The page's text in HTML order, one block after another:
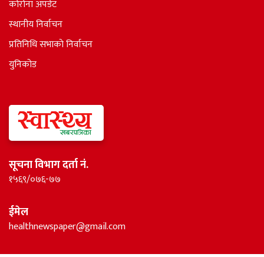
कोरोना अपडेट
स्थानीय निर्वाचन
प्रतिनिधि सभाकाे निर्वाचन
युनिकोड
सूचना विभाग दर्ता नं.
१५६९/०७६-७७
ईमेल
healthnewspaper@gmail.com